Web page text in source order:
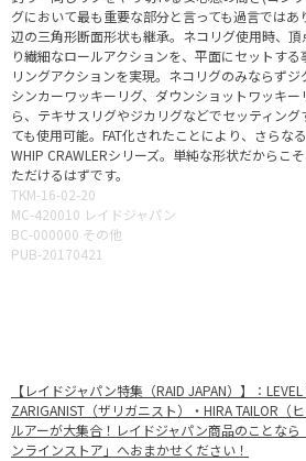
グにおいて最も重要な部分と言っても過言では
辺の三角形断面形状も継承。ネコリグ使用時、
り繊細なロールアクションを、平面にセットす
リングアクションを実現。ネコリグのみならず
シンカーワッキーリグ、ダウンショットワッキ
ら、テキサスリグやジカリグなどでセッティン
ても使用可能。FAT化されたことにより、さらな
WHIP CRAWLERシリーズ。単純な形状だからこ
ただけるはずです。
TKM-16-02-20
MC-420010 レイドジャパン
BC-000000 その他
PUB-20170421
【レイドジャパン特集（RAID JAPAN）】：
ZARIGANIST（ザリガニスト）・HIRA TAILOR（
ルアーが大集合！レイドジャパン商品のことな
ンラインストア」へおまかせください！